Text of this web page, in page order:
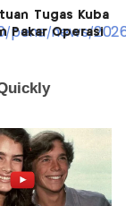
Tugas Kuba
Pakar Operasi